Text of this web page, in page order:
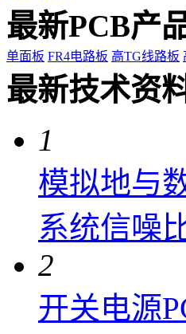
最新PCB产
单面板 FR4电路板 高TG线路板
最新技术资
1
模拟地与
系统信噪
2
开关电源